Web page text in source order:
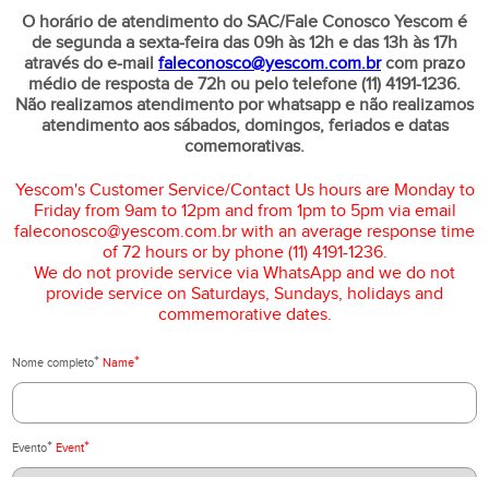
O horário de atendimento do SAC/Fale Conosco Yescom é
de segunda a sexta-feira das 09h às 12h e das 13h às 17h
através do e-mail faleconosco@yescom.com.brcom prazo
médio de resposta de 72h ou pelo telefone (11) 4191-1236.
Não realizamos atendimento por whatsapp e não realizamos
atendimento aos sábados, domingos, feriados e datas
comemorativas.
Yescom's Customer Service/Contact Us hours are Monday to
Friday from 9am to 12pm and from 1pm to 5pm via email
faleconosco@yescom.com.br with an average response time
of 72 hours or by phone (11) 4191-1236.
We do not provide service via WhatsApp and we do not
provide service on Saturdays, Sundays, holidays and
commemorative dates.
Nome completo* Name*
Evento* Event*